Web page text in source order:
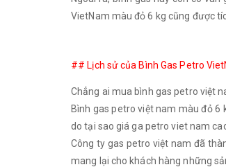
VietNam màu đỏ 6 kg cũng được
## Lịch sử của Bình Gas Petro
Chẳng ai mua bình gas petro việt
Bình gas petro việt nam màu đỏ 6
do tại sao giá ga petro viet nam
Công ty gas petro việt nam đã
mang lại cho khách hàng những